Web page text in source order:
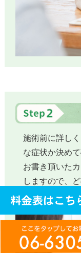
施術前に詳し
な症状か決め
お書き頂いた
しますので、
頂ければと思い